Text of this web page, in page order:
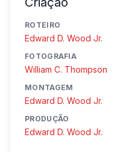
ROTEIRO
Edward D. Wood Jr.
FOTOGRAFIA
William C. Thompson
MONTAGEM
Edward D. Wood Jr.
PRODUÇÃO
Edward D. Wood Jr.